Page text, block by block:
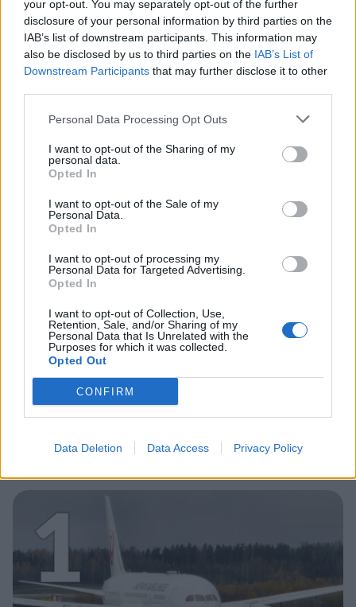
your opt-out. You may separately opt-out of the further
disclosure of your personal information by third parties on the
IAB’s list of downstream participants. This information may
also be disclosed by us to third parties on the IAB’s List of
Downstream Participants that may further disclose it to other
Personal Data Processing Opt Outs
I want to opt-out of the Sharing of my
personal data.
Opted In
I want to opt-out of the Sale of my
Personal Data.
Opted In
I want to opt-out of processing my
Personal Data for Targeted Advertising.
Opted In
I want to opt-out of Collection, Use,
Retention, Sale, and/or Sharing of my
Personal Data that Is Unrelated with the
Purposes for which it was collected.
Opted Out
CONFIRM
Data Deletion Data Access Privacy Policy
1